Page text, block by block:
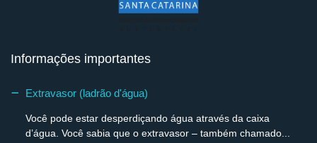
Informações importantes
Extravasor (ladrão d'água)
Você pode estar desperdiçando água através da caixa
d’água. Você sabia que o extravasor – também chamado...